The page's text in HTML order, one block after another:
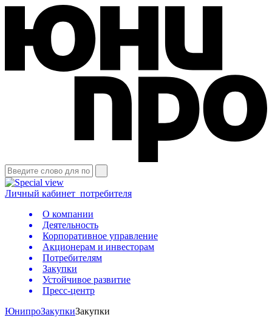
Личный кабинет потребителя
О компании
Деятельность
Корпоративное управление
Акционерам и инвесторам
Потребителям
Закупки
Устойчивое развитие
Пресс-центр
ЮнипроЗакупкиЗакупки